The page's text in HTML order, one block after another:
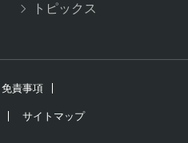
トピックス
免責事項
サイトマップ